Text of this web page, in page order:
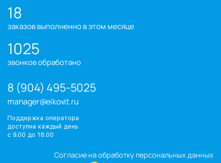
18
заказов выполненно в этом месяце
1025
звонков обработано
8 (904) 495-5025
manager@eikovit.ru
Поддержка оператора
доступна каждый день
с 9.00 до 18.00
Согласие на обработку персональных данных